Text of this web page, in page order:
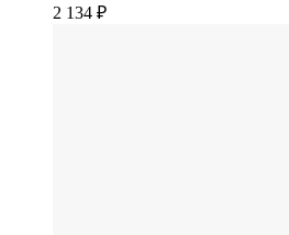
2 134 ₽